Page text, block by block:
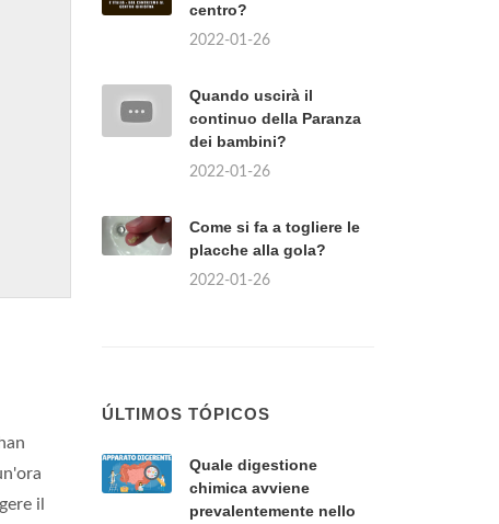
il
centro?
2022-01-26
Quando uscirà il
continuo della Paranza
dei bambini?
2022-01-26
Come si fa a togliere le
placche alla gola?
2022-01-26
ÚLTIMOS TÓPICOS
Quale digestione
chimica avviene
prevalentemente nello